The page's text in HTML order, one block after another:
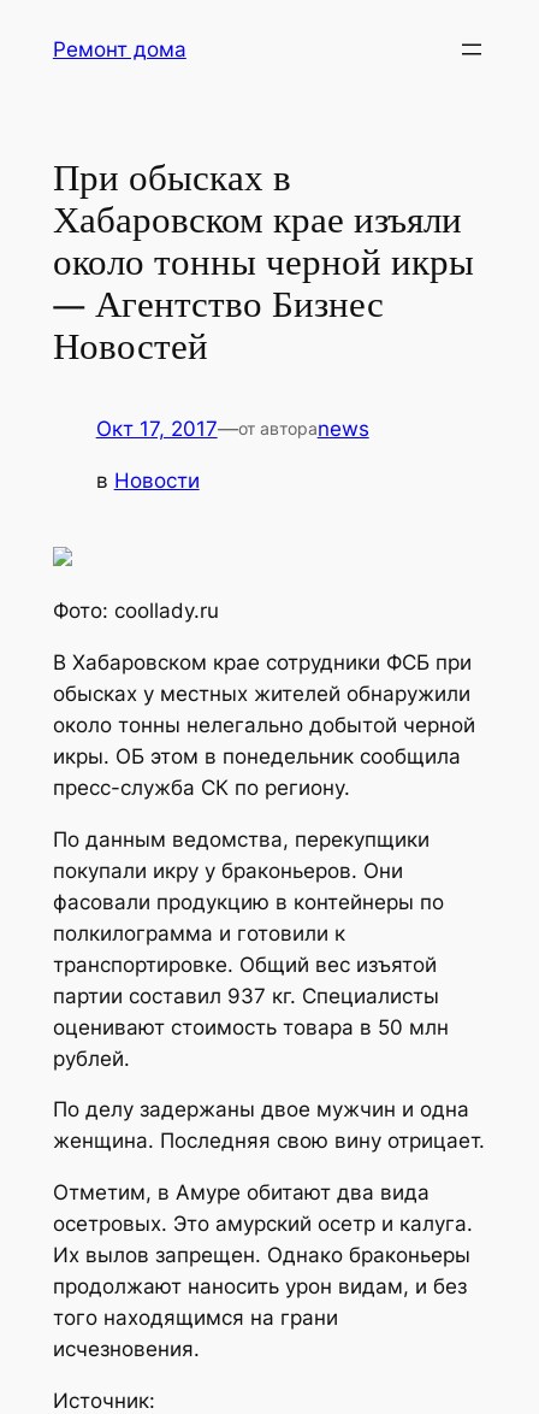
Ремонт дома
При обысках в
Хабаровском крае изъяли
около тонны черной икры
— Агентство Бизнес
Новостей
Окт 17, 2017—от автораnews
в Новости
Фото: coollady.ru
В Хабаровском крае сотрудники ФСБ при
обысках у местных жителей обнаружили
около тонны нелегально добытой черной
икры. ОБ этом в понедельник сообщила
пресс-служба СК по региону.
По данным ведомства, перекупщики
покупали икру у браконьеров. Они
фасовали продукцию в контейнеры по
полкилограмма и готовили к
транспортировке. Общий вес изъятой
партии составил 937 кг. Специалисты
оценивают стоимость товара в 50 млн
рублей.
По делу задержаны двое мужчин и одна
женщина. Последняя свою вину отрицает.
Отметим, в Амуре обитают два вида
осетровых. Это амурский осетр и калуга.
Их вылов запрещен. Однако браконьеры
продолжают наносить урон видам, и без
того находящимся на грани
исчезновения.
Источник: